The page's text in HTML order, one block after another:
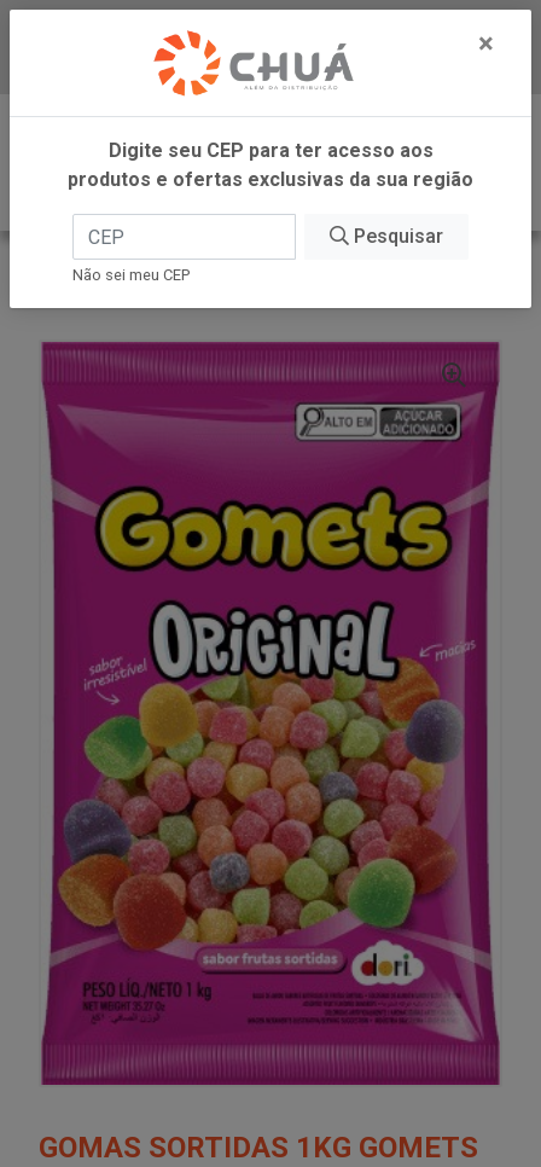
Baixe já nosso APP
0
INÍCIO
DORI - ATACADO
GOMAS SORTIDAS 1KG GOMETS
×
Digite seu CEP para ter acesso aos
produtos e ofertas exclusivas da sua região
Pesquisar
Não sei meu CEP